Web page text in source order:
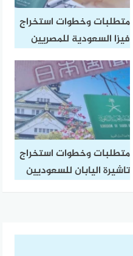
متطلبات وخطوات استخراج
فيزا السعودية للمصريين
متطلبات وخطوات استخراج
تاشيرة اليابان للسعوديين